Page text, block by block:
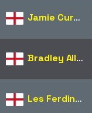
Jamie Cureton
Bradley Allen
Les Ferdinand